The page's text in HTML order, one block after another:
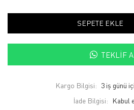
SEPETE EKLE
TEKLIF
Kargo Bilgisi: 3 iş günü
İade Bilgisi: